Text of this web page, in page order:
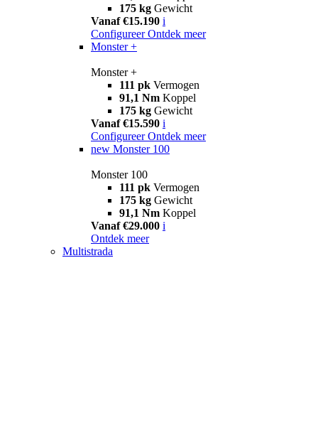
175 kg Gewicht
Vanaf €15.190 i
Configureer Ontdek meer
Monster +
Monster +
111 pk Vermogen
91,1 Nm Koppel
175 kg Gewicht
Vanaf €15.590 i
Configureer Ontdek meer
new Monster 100
Monster 100
111 pk Vermogen
175 kg Gewicht
91,1 Nm Koppel
Vanaf €29.000 i
Ontdek meer
Multistrada